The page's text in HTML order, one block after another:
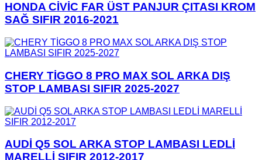
HONDA CİVİC FAR ÜST PANJUR ÇITASI KROM
SAĞ SIFIR 2016-2021
CHERY TİGGO 8 PRO MAX SOL ARKA DIŞ
STOP LAMBASI SIFIR 2025-2027
AUDİ Q5 SOL ARKA STOP LAMBASI LEDLİ
MARELLİ SIFIR 2012-2017